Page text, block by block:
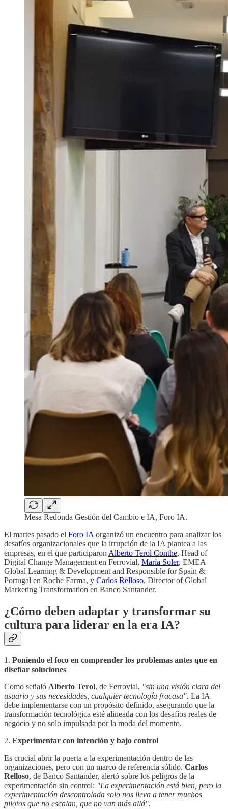
Mesa Redonda Gestión del Cambio e IA, Foro IA.
El martes pasado el Foro IAorganizó un encuentro para analizar los
desafíos organizacionales que la irrupción de la IA plantea a las
empresas, en el que participaronAlberto Terol Conthe, Head of
Digital Change Management en Ferrovial, María Soler, EMEA
Global Learning & Development and Responsible for Spain &
Portugal en Roche Farma, y Carlos Relloso, Director of Global
Marketing Transformation en Banco Santander.
¿Cómo deben adaptar y transformar su
cultura para liderar en la era IA?
1. Poniendo el foco en comprender los problemas antes que en
diseñar soluciones
Como señaló Alberto Terol, de Ferrovial, "sin una visión clara del
usuario y sus necesidades, cualquier tecnología fracasa". La IA
debe implementarse con un propósito definido, asegurando que la
transformación tecnológica esté alineada con los desafíos reales de
negocio y no solo impulsada por la moda del momento.
2. Experimentar con intención y bajo control
Es crucial abrir la puerta a la experimentación dentro de las
organizaciones, pero con un marco de referencia sólido. Carlos
Relloso, de Banco Santander, alertó sobre los peligros de la
experimentación sin control: "La experimentación está bien, pero la
experimentación descontrolada solo nos lleva a tener muchos
pilotos que no escalan, que no van más allá".